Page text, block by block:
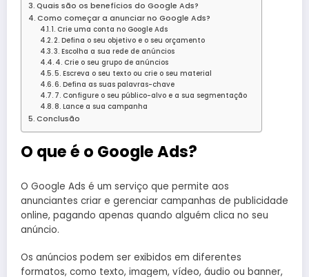
Quais são os benefícios do Google Ads?
Como começar a anunciar no Google Ads?
1. Crie uma conta no Google Ads
2. Defina o seu objetivo e o seu orçamento
3. Escolha a sua rede de anúncios
4. Crie o seu grupo de anúncios
5. Escreva o seu texto ou crie o seu material
6. Defina as suas palavras-chave
7. Configure o seu público-alvo e a sua segmentação
8. Lance a sua campanha
Conclusão
O que é o Google Ads?
O Google Ads é um serviço que permite aos
anunciantes criar e gerenciar campanhas de publicidade
online, pagando apenas quando alguém clica no seu
anúncio.
Os anúncios podem ser exibidos em diferentes
formatos, como texto, imagem, vídeo, áudio ou banner,